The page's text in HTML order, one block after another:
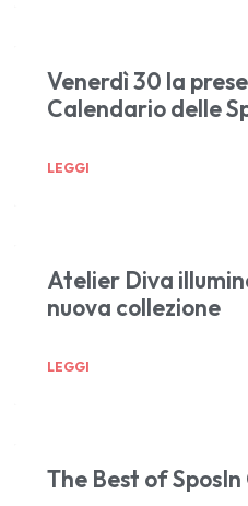
Venerdì 30 la
Calendario delle
LEGGI
Atelier Diva
nuova collezione
LEGGI
The Best of